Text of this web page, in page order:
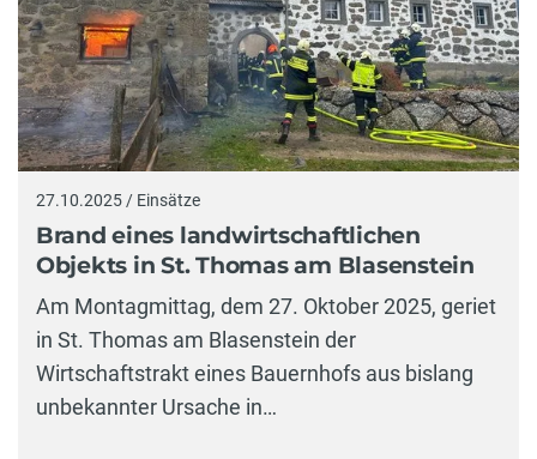
27.10.2025 / Einsätze
Brand eines landwirtschaftlichen
Objekts in St. Thomas am Blasenstein
Am Montagmittag, dem 27. Oktober 2025, geriet
in St. Thomas am Blasenstein der
Wirtschaftstrakt eines Bauernhofs aus bislang
unbekannter Ursache in…